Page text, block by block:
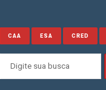
CAA ESA CRED